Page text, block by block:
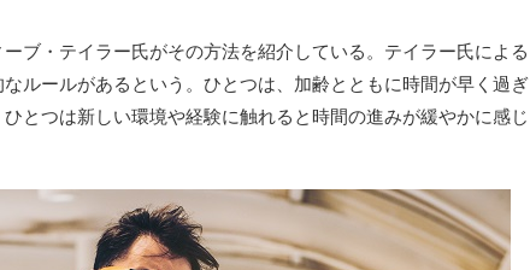
ブ・テイラー氏がその方法を紹介している。テイラー氏による
ルールがあるという。ひとつは、加齢とともに時間が早く過ぎ
とつは新しい環境や経験に触れると時間の進みが緩やかに感じ